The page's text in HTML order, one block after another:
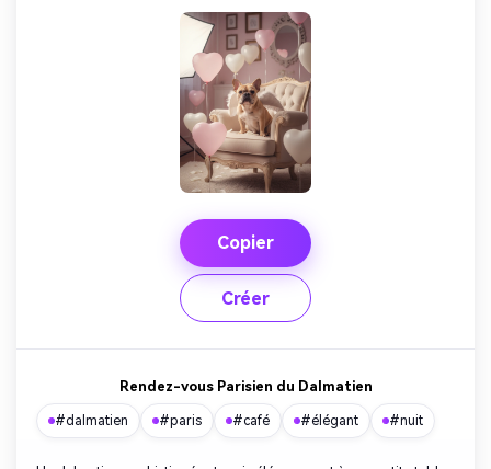
Copier
Créer
Rendez-vous Parisien du Dalmatien
#dalmatien #paris #café #élégant #nuit